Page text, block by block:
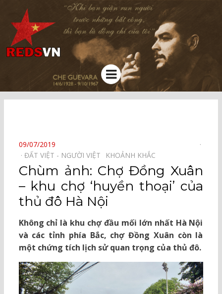
Kênh chia sẻ tri thức cộng đồng
Menu
POSTED
ON
09/07/2019
ĐẤT VIỆT - NGƯỜI VIỆT⠀
KHOẢNH KHẮC⠀
Chùm ảnh: Chợ Đồng Xuân
– khu chợ ‘huyền thoại’ của
thủ đô Hà Nội
Không chỉ là khu chợ đầu mối lớn nhất Hà Nội
và các tỉnh phía Bắc, chợ Đồng Xuân còn là
một chứng tích lịch sử quan trọng của thủ đô.